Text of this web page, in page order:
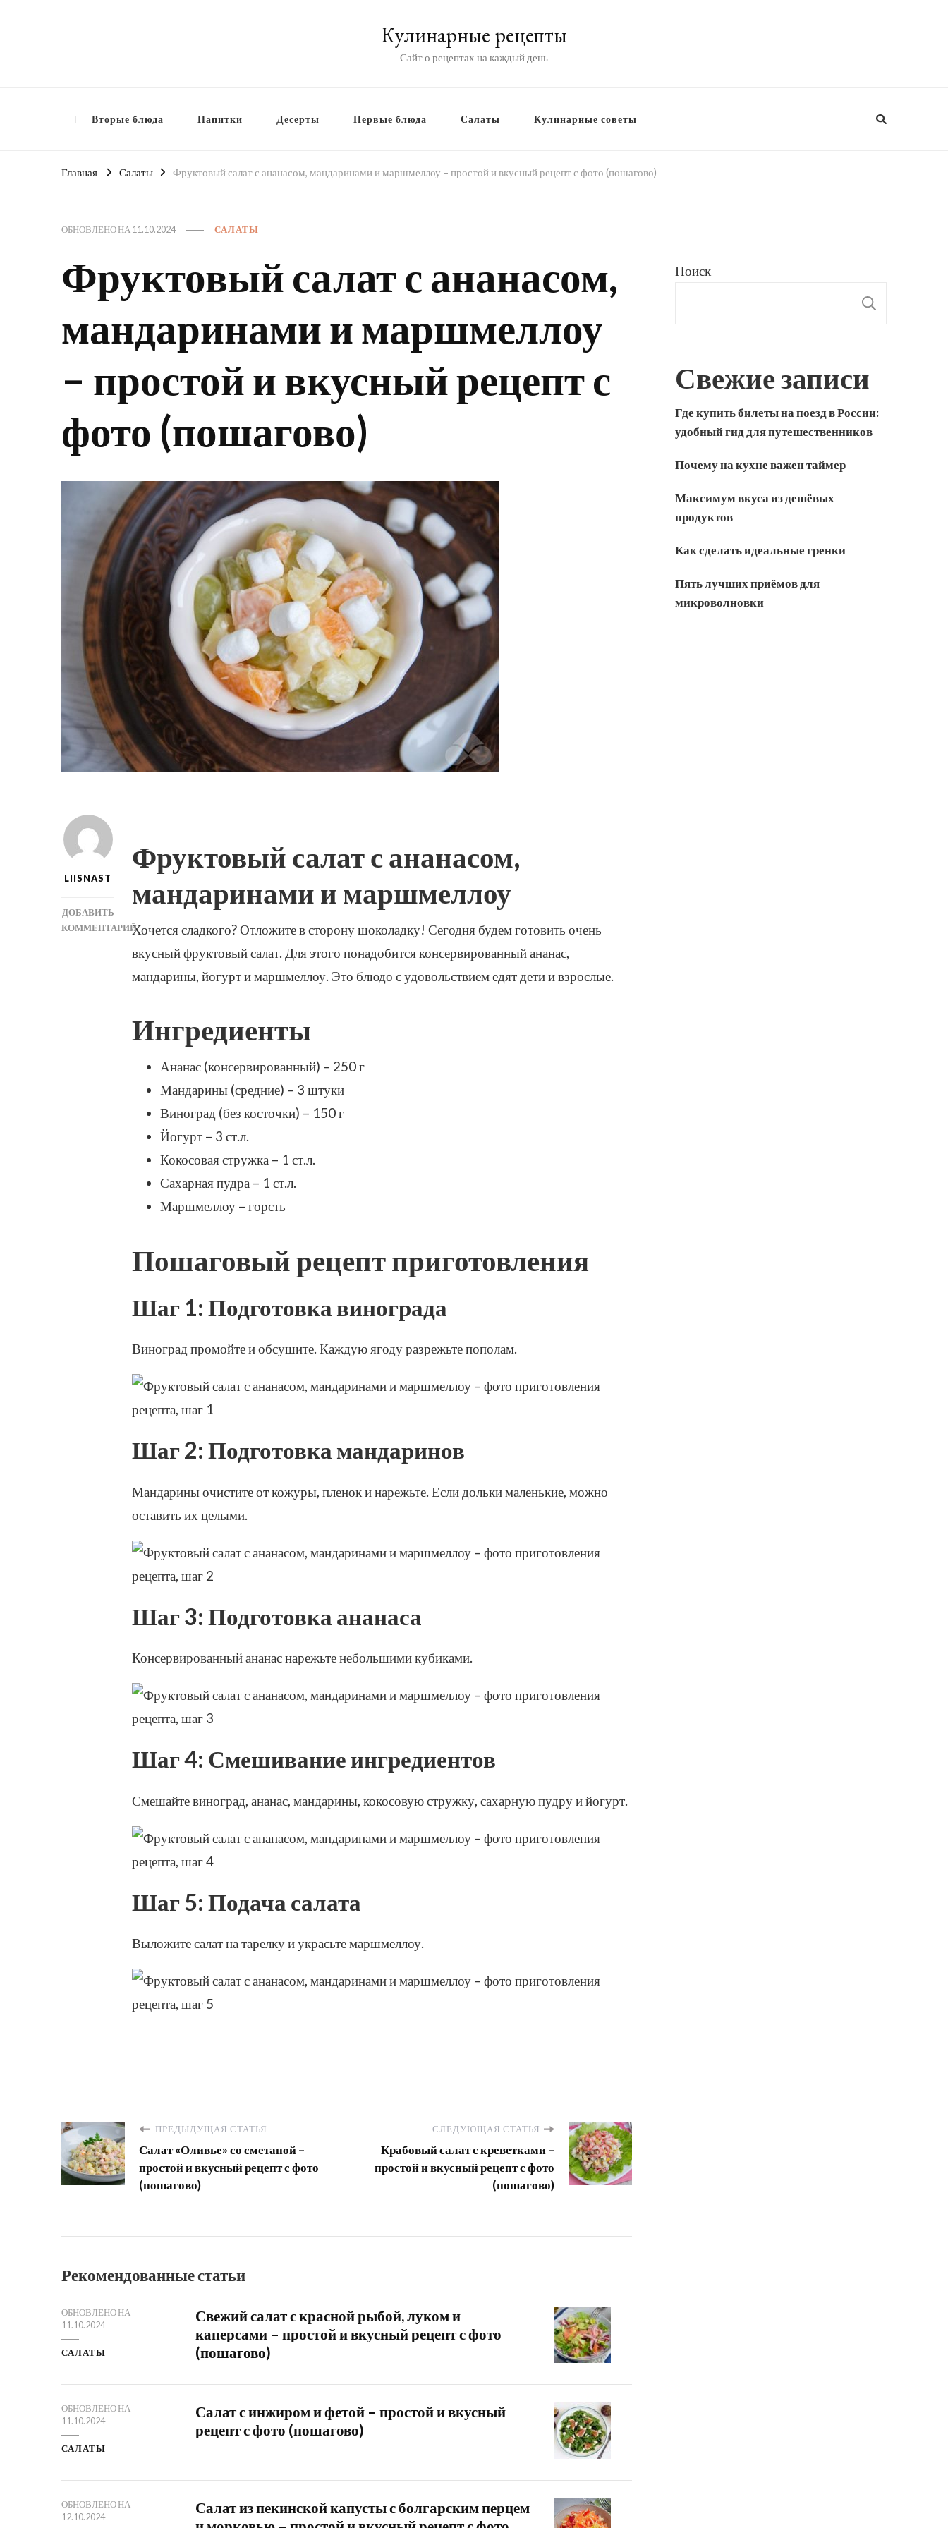
Кулинарные рецепты
Сайт о рецептах на каждый день
Вторые блюда Напитки Десерты Первые блюда Салаты Кулинарные советы
Главная Салаты Фруктовый салат с ананасом, мандаринами и маршмеллоу – простой и вкусный рецепт с фото (пошагово)
ОБНОВЛЕНО НА 11.10.2024 САЛАТЫ
Фруктовый салат с ананасом,
мандаринами и маршмеллоу
– простой и вкусный рецепт с
фото (пошагово)
LIISNAST
ДОБАВИТЬ
КОММЕНТАРИЙ
ФРУКТОВЫЙ
АНАНАСОМ,
МАНДАРИНАМИ
МАРШМЕЛЛОУ
Фруктовый салат с ананасом,
мандаринами и маршмеллоу
Хочется сладкого? Отложите в сторону шоколадку! Сегодня будем готовить очень
вкусный фруктовый салат. Для этого понадобится консервированный ананас,
мандарины, йогурт и маршмеллоу. Это блюдо с удовольствием едят дети и взрослые.
Ингредиенты
Ананас (консервированный) – 250 г
Мандарины (средние) – 3 штуки
Виноград (без косточки) – 150 г
Йогурт – 3 ст.л.
Кокосовая стружка – 1 ст.л.
Сахарная пудра – 1 ст.л.
Маршмеллоу – горсть
Пошаговый рецепт приготовления
Шаг 1: Подготовка винограда
Виноград промойте и обсушите. Каждую ягоду разрежьте пополам.
Шаг 2: Подготовка мандаринов
Мандарины очистите от кожуры, пленок и нарежьте. Если дольки маленькие, можно
оставить их целыми.
Шаг 3: Подготовка ананаса
Консервированный ананас нарежьте небольшими кубиками.
Шаг 4: Смешивание ингредиентов
Смешайте виноград, ананас, мандарины, кокосовую стружку, сахарную пудру и йогурт.
Шаг 5: Подача салата
Выложите салат на тарелку и украсьте маршмеллоу.
ПРЕДЫДУЩАЯ СТАТЬЯ
Салат «Оливье» со сметаной –
простой и вкусный рецепт с фото
(пошагово)
СЛЕДУЮЩАЯ СТАТЬЯ
Крабовый салат с креветками –
простой и вкусный рецепт с фото
(пошагово)
Рекомендованные статьи
ОБНОВЛЕНО НА
11.10.2024
САЛАТЫ
Свежий салат с красной рыбой, луком и
каперсами – простой и вкусный рецепт с фото
(пошагово)
ОБНОВЛЕНО НА
11.10.2024
САЛАТЫ
Салат с инжиром и фетой – простой и вкусный
рецепт с фото (пошагово)
ОБНОВЛЕНО НА
12.10.2024
Салат из пекинской капусты с болгарским перцем
Поиск
Свежие записи
Где купить билеты на поезд в России:
удобный гид для путешественников
Почему на кухне важен таймер
Максимум вкуса из дешёвых
продуктов
Как сделать идеальные гренки
Пять лучших приёмов для
микроволновки